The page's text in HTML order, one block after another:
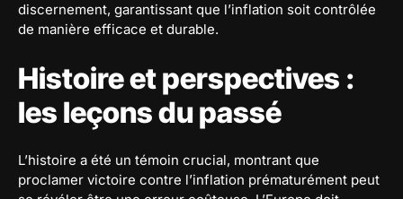
discernement, garantissant que l’inflation soit contrôlée
de manière efficace et durable.
Histoire et perspectives :
les leçons du passé
L’histoire a été un témoin crucial, montrant que
proclamer victoire contre l’inflation prématurément peut